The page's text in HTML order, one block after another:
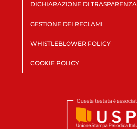
DICHIARAZIONE DI TRASPARENZA
GESTIONE DEI RECLAMI
WHISTLEBLOWER POLICY
COOKIE POLICY